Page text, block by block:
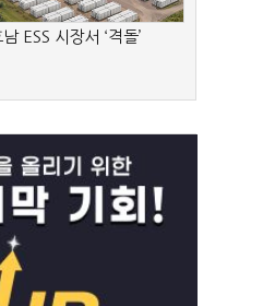
ESS 시장서 ‘격돌’